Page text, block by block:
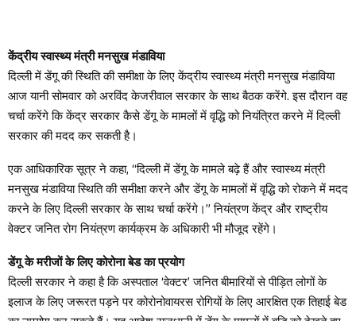
केंद्रीय स्वास्थ्य मंत्री मनसुख मंडाविया
दिल्ली में डेंगू की स्थिति की समीक्षा के लिए केंद्रीय स्वास्थ्य मंत्री मनसुख मंडाविया
आज यानी सोमवार को अरविंद केजरीवाल सरकार के साथ बैठक करेंगे. इस दौरान वह
चर्चा करेंगे कि केंद्र सरकार कैसे डेंगू के मामलों में वृद्धि को नियंत्रित करने में दिल्ली
सरकार की मदद कर सकती है।
एक आधिकारिक सूत्र ने कहा, “दिल्ली में डेंगू के मामले बढ़े हैं और स्वास्थ्य मंत्री
मनसुख मंडाविया स्थिति की समीक्षा करने और डेंगू के मामलों में वृद्धि को रोकने में मदद
करने के लिए दिल्ली सरकार के साथ चर्चा करेंगे।” नियंत्रण केंद्र और राष्ट्रीय
वेक्टर जनित रोग नियंत्रण कार्यक्रम के अधिकारी भी मौजूद रहेंगे।
डेंगू के मरीजों के लिए कोरोना बेड का प्रयोग
दिल्ली सरकार ने कहा है कि अस्पताल ‘वेक्टर’ जनित बीमारियों से पीड़ित लोगों के
इलाज के लिए जरूरत पड़ने पर कोरोनोवायरस रोगियों के लिए आरक्षित एक तिहाई बेड